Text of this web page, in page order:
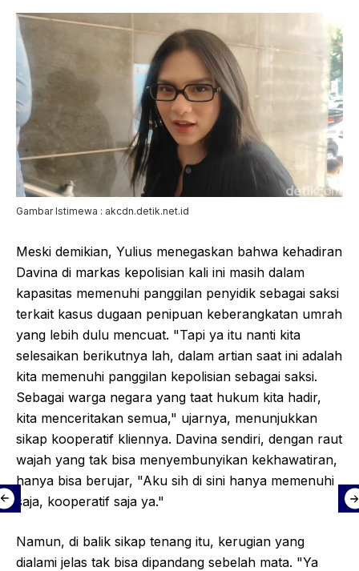
Gambar Istimewa : akcdn.detik.net.id
Meski demikian, Yulius menegaskan bahwa kehadiran
Davina di markas kepolisian kali ini masih dalam
kapasitas memenuhi panggilan penyidik sebagai saksi
terkait kasus dugaan penipuan keberangkatan umrah
yang lebih dulu mencuat. "Tapi ya itu nanti kita
selesaikan berikutnya lah, dalam artian saat ini adalah
kita memenuhi panggilan kepolisian sebagai saksi.
Sebagai warga negara yang taat hukum kita hadir,
kita menceritakan semua," ujarnya, menunjukkan
sikap kooperatif kliennya. Davina sendiri, dengan raut
wajah yang tak bisa menyembunyikan kekhawatiran,
hanya bisa berujar, "Aku sih di sini hanya memenuhi
saja, kooperatif saja ya."
Namun, di balik sikap tenang itu, kerugian yang
dialami jelas tak bisa dipandang sebelah mata. "Ya